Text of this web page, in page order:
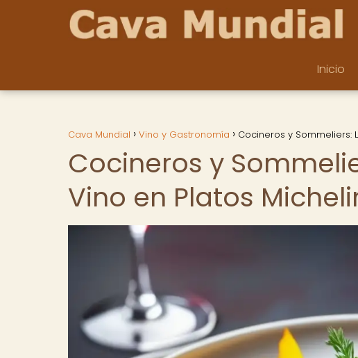
Inicio
Cava Mundial Vino y Gastronomía Cocineros y Sommeliers:
Cocineros y
Vino en Platos